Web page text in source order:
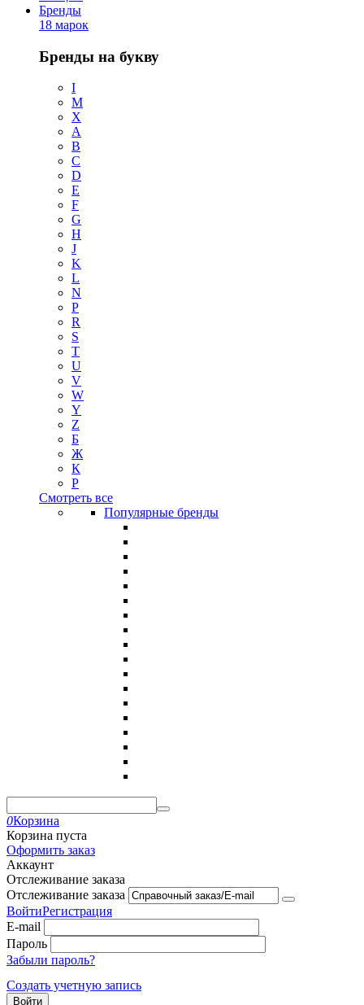
Бренды
18 марок
Бренды на букву
I
M
X
A
B
C
D
E
F
G
H
J
K
L
N
P
R
S
T
U
V
W
Y
Z
Б
Ж
К
Р
Смотреть все
Популярные бренды
0Корзина
Корзина пуста
Оформить заказ
Аккаунт
Отслеживание заказа
Отслеживание заказа
ВойтиРегистрация
E-mail
Пароль
Забыли пароль?
Создать учетную запись
Войти